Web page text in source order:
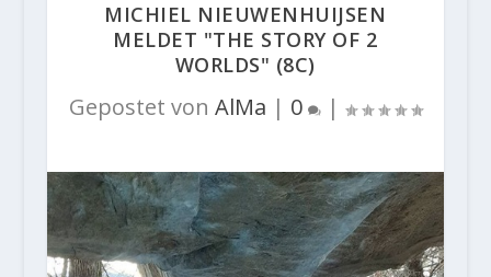
MICHIEL NIEUWENHUIJSEN
MELDET "THE STORY OF 2
WORLDS" (8C)
Gepostet von AlMa | 0 |